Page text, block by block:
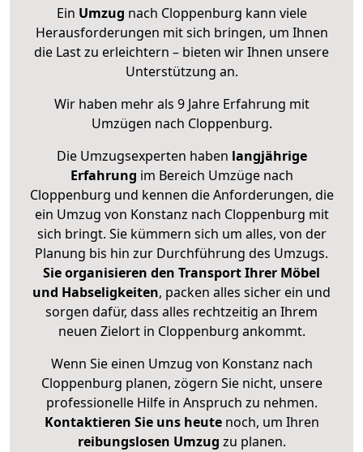
Ein Umzug nach Cloppenburg kann viele
Herausforderungen mit sich bringen, um Ihnen
die Last zu erleichtern – bieten wir Ihnen unsere
Unterstützung an.
Wir haben mehr als 9 Jahre Erfahrung mit
Umzügen nach Cloppenburg.
Die Umzugsexperten haben langjährige
Erfahrung im Bereich Umzüge nach
Cloppenburg und kennen die Anforderungen, die
ein Umzug von Konstanz nach Cloppenburg mit
sich bringt. Sie kümmern sich um alles, von der
Planung bis hin zur Durchführung des Umzugs.
Sie organisieren den Transport Ihrer Möbel
und Habseligkeiten, packen alles sicher ein und
sorgen dafür, dass alles rechtzeitig an Ihrem
neuen Zielort in Cloppenburg ankommt.
Wenn Sie einen Umzug von Konstanz nach
Cloppenburg planen, zögern Sie nicht, unsere
professionelle Hilfe in Anspruch zu nehmen.
Kontaktieren Sie uns heutenoch, um Ihren
reibungslosen Umzug zu planen.